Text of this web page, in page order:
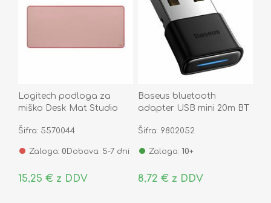
Logitech podloga za
miško Desk Mat Studio
Šifra: 5570044
Zaloga: 0 Dobava: 5-7 dni
15,25 € z DDV
Baseus bluetooth
adapter USB mini 20m BT
Šifra: 9802052
Zaloga: 10+
8,72 € z DDV